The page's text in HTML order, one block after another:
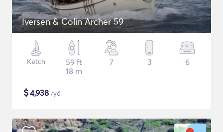
Iversen & Colin Archer 59
Ketch
59 ft
18 m
7 3 6
$4,938 /yö